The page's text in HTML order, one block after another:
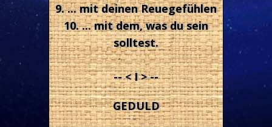
9. ... mit deinen Reuegefühlen
10. ... mit dem, was du sein
solltest.
-- < I > --
GEDULD